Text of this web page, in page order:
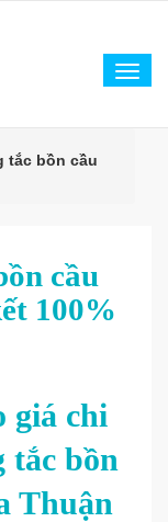
tắc bồn cầu
cầu
100%
giá chi
tắc bồn
Thuận